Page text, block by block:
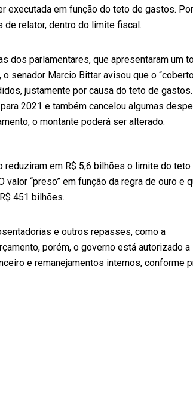
executada em função do teto de gastos.
de relator, dentro do limite fiscal.
dos parlamentares, que apresentaram um
senador Marcio Bittar avisou que o
justamente por causa do teto de
2021 e também cancelou algumas
o montante poderá ser alterado.
em R$ 5,6 bilhões o limite do teto
“preso” em função da regra de ouro e
451 bilhões.
e outros repasses, como a
porém, o governo está autorizado a
e remanejamentos internos, conforme